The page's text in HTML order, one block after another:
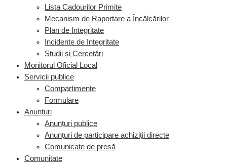
Lista Cadourilor Primite
Mecanism de Raportare a Încălcărilor
Plan de Integritate
Incidente de Integritate
Studii și Cercetări
Monitorul Oficial Local
Servicii publice
Compartimente
Formulare
Anunțuri
Anunțuri publice
Anunțuri de participare achiziții directe
Comunicate de presă
Comunitate